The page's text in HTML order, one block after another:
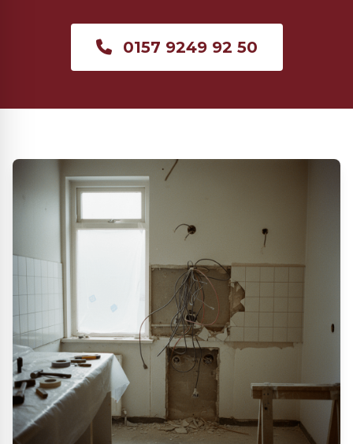
0157 9249 92 50